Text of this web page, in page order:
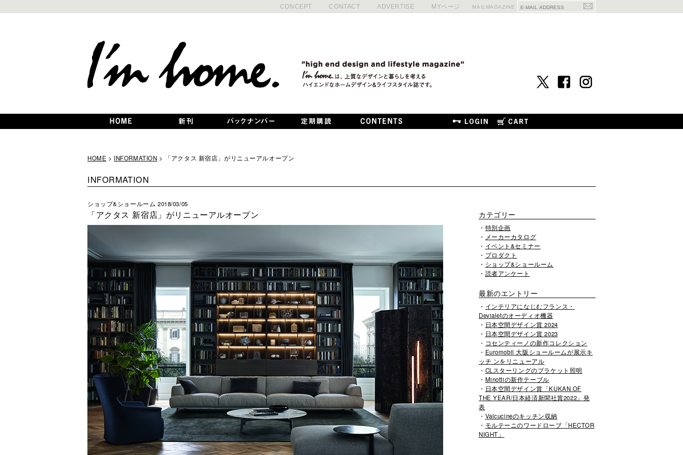
CONCEPT CONTACT ADVERTISE MYページ MAILMAGAZINE
HOME > INFORMATION > 「アクタス 新宿店」がリニューアルオープン
INFORMATION
ショップ&ショールーム 2018/03/05
「アクタス 新宿店」がリニューアルオープン カテゴリー
特別企画
メーカーカタログ
イベント&セミナー
プロダクト
ショップ&ショールーム
読者アンケート
最新のエントリー
インテリアになじむフランス・
Devialetのオーディオ機器
日本空間デザイン賞 2024
日本空間デザイン賞 2023
コセンティーノの新作コレクション
Euromobil 大阪ショールームが展示キ
ッチ ンをリニューアル
CLスターリングのブラケット照明
Minottiの新作テーブル
日本空間デザイン賞「KUKAN OF
THE YEAR/日本経済新聞社賞2022」発
表
Valcucineのキッチン収納
モルテーニのワードローブ「HECTOR
NIGHT」